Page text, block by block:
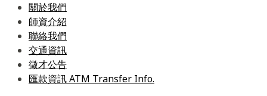
關於我們
師資介紹
聯絡我們
交通資訊
徵才公告
匯款資訊 ATM Transfer Info.